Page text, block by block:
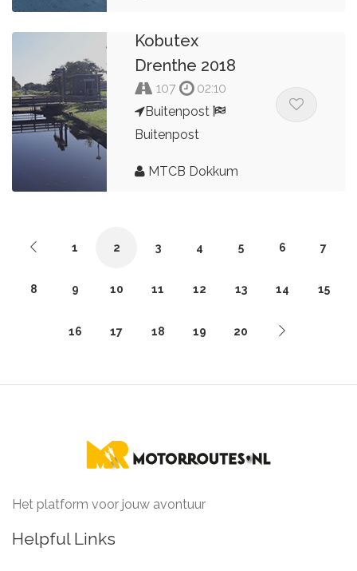
Kobutex
Drenthe 2018
107
02:10
Buitenpost
Buitenpost
MTCB Dokkum
1 2 3 4 5 6 7
8 9 10 11 12 13 14 15
16 17 18 19 20
Het platform voor jouw avontuur
Helpful Links